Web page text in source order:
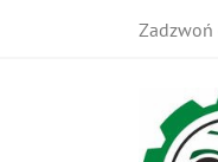
Zadzwoń